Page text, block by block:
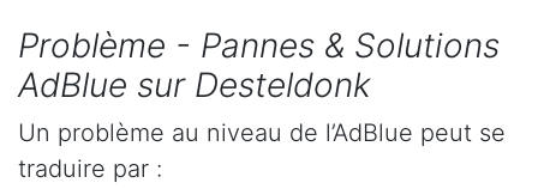
Problème - Pannes & Solutions
AdBlue sur Desteldonk
Un problème au niveau de l’AdBlue peut se
traduire par :